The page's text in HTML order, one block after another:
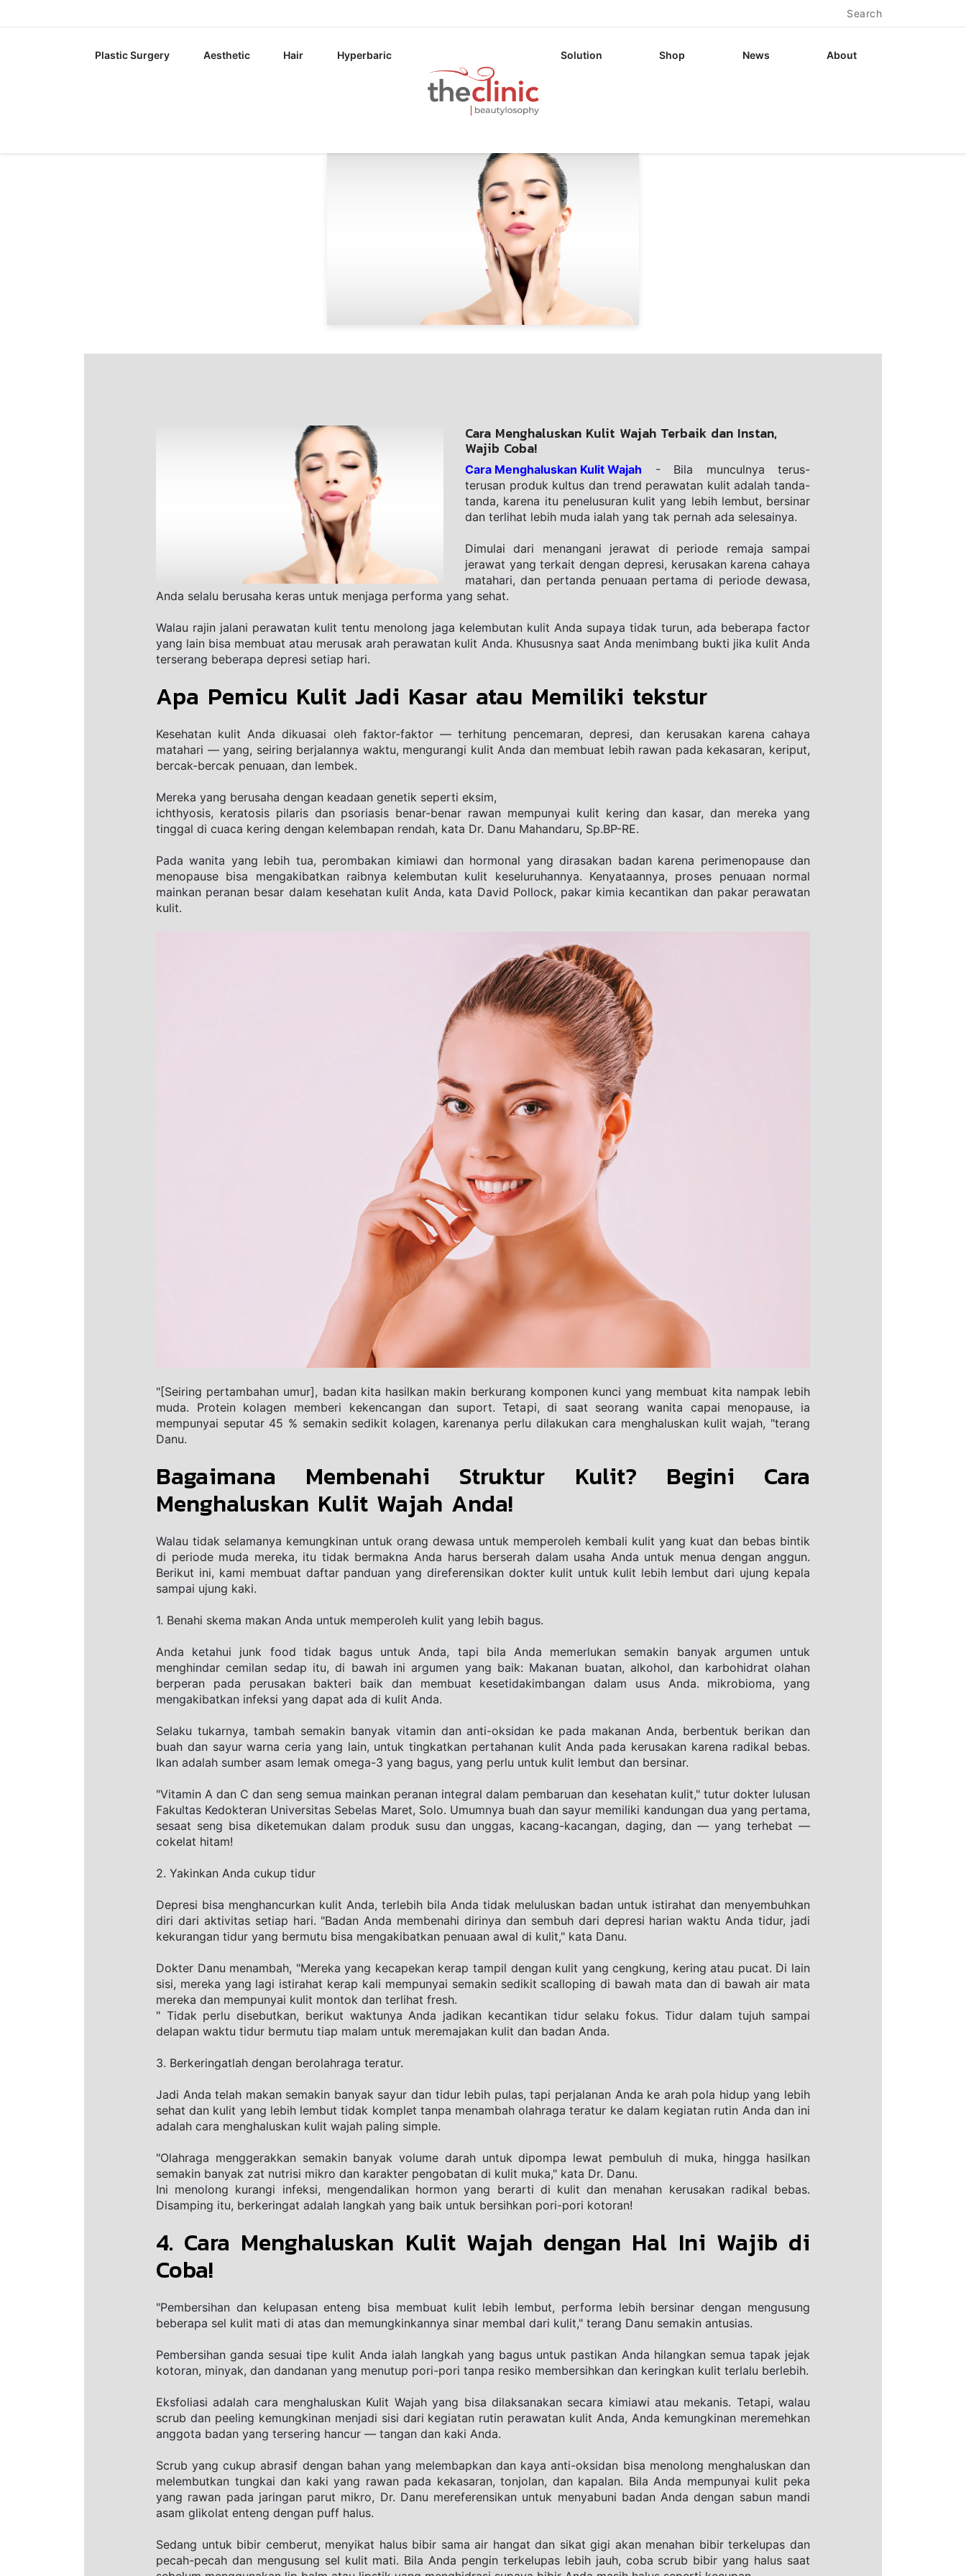
Search
Plastic Surgery Aesthetic Hair Hyperbaric Solution Shop News About
Cara Menghaluskan Kulit Wajah Terbaik dan Instan,
Wajib Coba!
Cara Menghaluskan Kulit Wajah - Bila munculnya terus-
terusan produk kultus dan trend perawatan kulit adalah tanda-
tanda, karena itu penelusuran kulit yang lebih lembut, bersinar
dan terlihat lebih muda ialah yang tak pernah ada selesainya.
Dimulai dari menangani jerawat di periode remaja sampai
jerawat yang terkait dengan depresi, kerusakan karena cahaya
matahari, dan pertanda penuaan pertama di periode dewasa,
Anda selalu berusaha keras untuk menjaga performa yang sehat.
Walau rajin jalani perawatan kulit tentu menolong jaga kelembutan kulit Anda supaya tidak turun, ada beberapa factor
yang lain bisa membuat atau merusak arah perawatan kulit Anda. Khususnya saat Anda menimbang bukti jika kulit Anda
terserang beberapa depresi setiap hari.
Apa Pemicu Kulit Jadi Kasar atau Memiliki tekstur
Kesehatan kulit Anda dikuasai oleh faktor-faktor — terhitung pencemaran, depresi, dan kerusakan karena cahaya
matahari — yang, seiring berjalannya waktu, mengurangi kulit Anda dan membuat lebih rawan pada kekasaran, keriput,
bercak-bercak penuaan, dan lembek.
Mereka yang berusaha dengan keadaan genetik seperti eksim,
ichthyosis, keratosis pilaris dan psoriasis benar-benar rawan mempunyai kulit kering dan kasar, dan mereka yang
tinggal di cuaca kering dengan kelembapan rendah, kata Dr. Danu Mahandaru, Sp.BP-RE.
Pada wanita yang lebih tua, perombakan kimiawi dan hormonal yang dirasakan badan karena perimenopause dan
menopause bisa mengakibatkan raibnya kelembutan kulit keseluruhannya. Kenyataannya, proses penuaan normal
mainkan peranan besar dalam kesehatan kulit Anda, kata David Pollock, pakar kimia kecantikan dan pakar perawatan
kulit.
"[Seiring pertambahan umur], badan kita hasilkan makin berkurang komponen kunci yang membuat kita nampak lebih
muda. Protein kolagen memberi kekencangan dan suport. Tetapi, di saat seorang wanita capai menopause, ia
mempunyai seputar 45 % semakin sedikit kolagen, karenanya perlu dilakukan cara menghaluskan kulit wajah, "terang
Danu.
Bagaimana Membenahi Struktur Kulit? Begini Cara
Menghaluskan Kulit Wajah Anda!
Walau tidak selamanya kemungkinan untuk orang dewasa untuk memperoleh kembali kulit yang kuat dan bebas bintik
di periode muda mereka, itu tidak bermakna Anda harus berserah dalam usaha Anda untuk menua dengan anggun.
Berikut ini, kami membuat daftar panduan yang direferensikan dokter kulit untuk kulit lebih lembut dari ujung kepala
sampai ujung kaki.
1. Benahi skema makan Anda untuk memperoleh kulit yang lebih bagus.
Anda ketahui junk food tidak bagus untuk Anda, tapi bila Anda memerlukan semakin banyak argumen untuk
menghindar cemilan sedap itu, di bawah ini argumen yang baik: Makanan buatan, alkohol, dan karbohidrat olahan
berperan pada perusakan bakteri baik dan membuat kesetidakimbangan dalam usus Anda. mikrobioma, yang
mengakibatkan infeksi yang dapat ada di kulit Anda.
Selaku tukarnya, tambah semakin banyak vitamin dan anti-oksidan ke pada makanan Anda, berbentuk berikan dan
buah dan sayur warna ceria yang lain, untuk tingkatkan pertahanan kulit Anda pada kerusakan karena radikal bebas.
Ikan adalah sumber asam lemak omega-3 yang bagus, yang perlu untuk kulit lembut dan bersinar.
"Vitamin A dan C dan seng semua mainkan peranan integral dalam pembaruan dan kesehatan kulit," tutur dokter lulusan
Fakultas Kedokteran Universitas Sebelas Maret, Solo. Umumnya buah dan sayur memiliki kandungan dua yang pertama,
sesaat seng bisa diketemukan dalam produk susu dan unggas, kacang-kacangan, daging, dan — yang terhebat —
cokelat hitam!
2. Yakinkan Anda cukup tidur
Depresi bisa menghancurkan kulit Anda, terlebih bila Anda tidak meluluskan badan untuk istirahat dan menyembuhkan
diri dari aktivitas setiap hari. "Badan Anda membenahi dirinya dan sembuh dari depresi harian waktu Anda tidur, jadi
kekurangan tidur yang bermutu bisa mengakibatkan penuaan awal di kulit," kata Danu.
Dokter Danu menambah, "Mereka yang kecapekan kerap tampil dengan kulit yang cengkung, kering atau pucat. Di lain
sisi, mereka yang lagi istirahat kerap kali mempunyai semakin sedikit scalloping di bawah mata dan di bawah air mata
mereka dan mempunyai kulit montok dan terlihat fresh.
" Tidak perlu disebutkan, berikut waktunya Anda jadikan kecantikan tidur selaku fokus. Tidur dalam tujuh sampai
delapan waktu tidur bermutu tiap malam untuk meremajakan kulit dan badan Anda.
3. Berkeringatlah dengan berolahraga teratur.
Jadi Anda telah makan semakin banyak sayur dan tidur lebih pulas, tapi perjalanan Anda ke arah pola hidup yang lebih
sehat dan kulit yang lebih lembut tidak komplet tanpa menambah olahraga teratur ke dalam kegiatan rutin Anda dan ini
adalah cara menghaluskan kulit wajah paling simple.
"Olahraga menggerakkan semakin banyak volume darah untuk dipompa lewat pembuluh di muka, hingga hasilkan
semakin banyak zat nutrisi mikro dan karakter pengobatan di kulit muka," kata Dr. Danu.
Ini menolong kurangi infeksi, mengendalikan hormon yang berarti di kulit dan menahan kerusakan radikal bebas.
Disamping itu, berkeringat adalah langkah yang baik untuk bersihkan pori-pori kotoran!
4. Cara Menghaluskan Kulit Wajah dengan Hal Ini Wajib di
Coba!
"Pembersihan dan kelupasan enteng bisa membuat kulit lebih lembut, performa lebih bersinar dengan mengusung
beberapa sel kulit mati di atas dan memungkinkannya sinar membal dari kulit," terang Danu semakin antusias.
Pembersihan ganda sesuai tipe kulit Anda ialah langkah yang bagus untuk pastikan Anda hilangkan semua tapak jejak
kotoran, minyak, dan dandanan yang menutup pori-pori tanpa resiko membersihkan dan keringkan kulit terlalu berlebih.
Eksfoliasi adalah cara menghaluskan Kulit Wajah yang bisa dilaksanakan secara kimiawi atau mekanis. Tetapi, walau
scrub dan peeling kemungkinan menjadi sisi dari kegiatan rutin perawatan kulit Anda, Anda kemungkinan meremehkan
anggota badan yang tersering hancur — tangan dan kaki Anda.
Scrub yang cukup abrasif dengan bahan yang melembapkan dan kaya anti-oksidan bisa menolong menghaluskan dan
melembutkan tungkai dan kaki yang rawan pada kekasaran, tonjolan, dan kapalan. Bila Anda mempunyai kulit peka
yang rawan pada jaringan parut mikro, Dr. Danu mereferensikan untuk menyabuni badan Anda dengan sabun mandi
asam glikolat enteng dengan puff halus.
Sedang untuk bibir cemberut, menyikat halus bibir sama air hangat dan sikat gigi akan menahan bibir terkelupas dan
pecah-pecah dan mengusung sel kulit mati. Bila Anda pengin terkelupas lebih jauh, coba scrub bibir yang halus saat